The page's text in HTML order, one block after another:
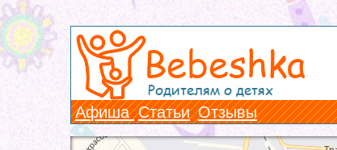
Bebeshka
Родителям о детях
Афиша Статьи Отзывы